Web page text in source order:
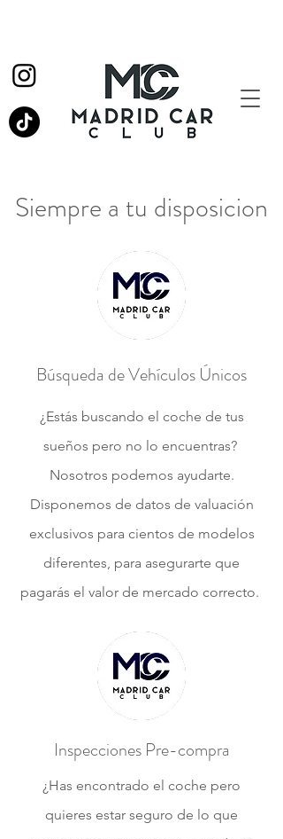
Siempre a tu disposicion
Búsqueda deVehículos Únicos
¿Estás buscando el coche de tus
sueños pero no lo encuentras?
Nosotros podemos ayudarte.
Disponemos de datos de valuación
exclusivos para cientos de modelos
diferentes, para asegurarte que
pagarás el valor de mercado correcto.
Inspecciones Pre-compra
¿Has encontrado el coche pero
quieres estar seguro de lo que